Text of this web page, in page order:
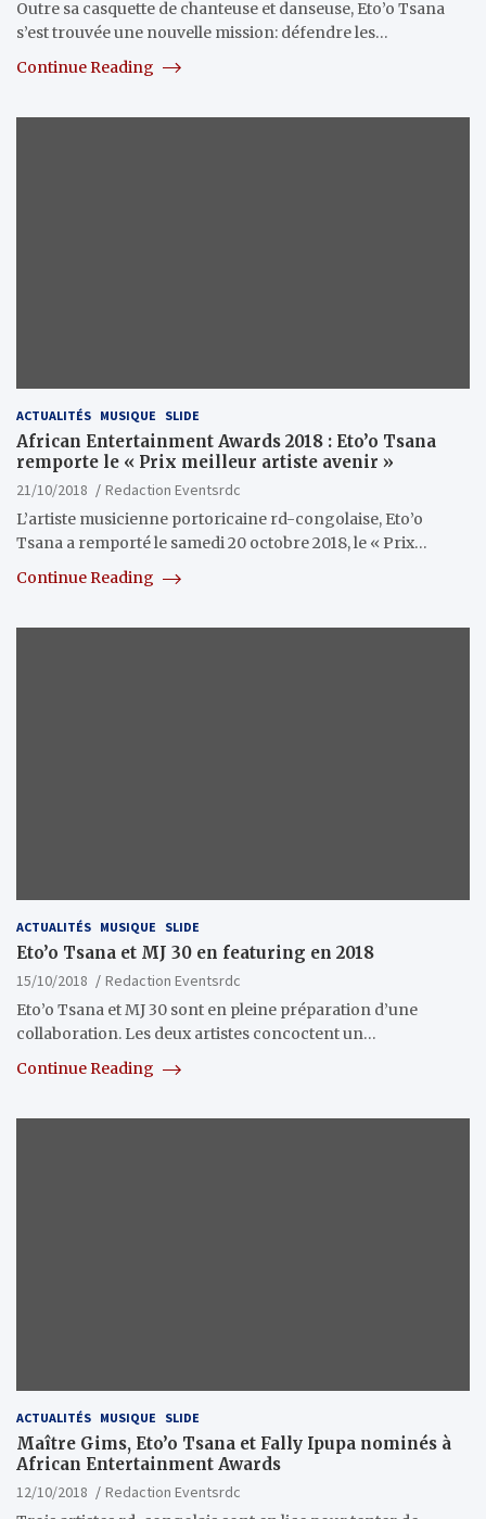
Outre sa casquette de chanteuse et danseuse, Eto’o Tsana
s’est trouvée une nouvelle mission: défendre les…
Continue Reading
ACTUALITÉS MUSIQUE SLIDE
African Entertainment Awards 2018 : Eto’o Tsana
remporte le « Prix meilleur artiste avenir »
21/10/2018
Redaction Eventsrdc
L’artiste musicienne portoricaine rd-congolaise, Eto’o
Tsana a remporté le samedi 20 octobre 2018, le « Prix…
Continue Reading
ACTUALITÉS MUSIQUE SLIDE
Eto’o Tsana et MJ 30 en featuring en 2018
15/10/2018
Redaction Eventsrdc
Eto’o Tsana et MJ 30 sont en pleine préparation d’une
collaboration. Les deux artistes concoctent un…
Continue Reading
ACTUALITÉS MUSIQUE SLIDE
Maître Gims, Eto’o Tsana et Fally Ipupa nominés à
African Entertainment Awards
12/10/2018
Redaction Eventsrdc